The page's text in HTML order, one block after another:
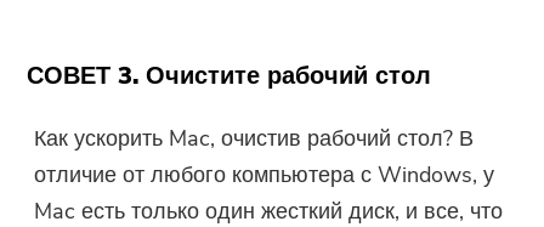
СОВЕТ 3. Очистите рабочий стол
Как ускорить Mac, очистив рабочий стол? В
отличие от любого компьютера с Windows, у
Mac есть только один жесткий диск, и все, что
адрес электронной почты
нажать кнопку, чтобы приобрести
программное обеспечение
напрямую.